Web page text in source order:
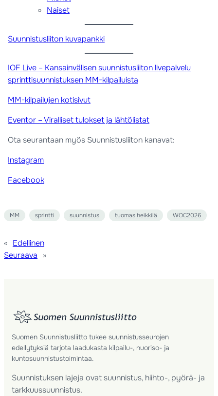
Naiset
Suunnistusliiton kuvapankki
IOF Live – Kansainvälisen suunnistusliiton livepalvelu
sprinttisuunnistuksen MM-kilpailuista
MM-kilpailujen kotisivut
Eventor – Viralliset tulokset ja lähtölistat
Ota seurantaan myös Suunnistusliiton kanavat:
Instagram
Facebook
MM sprintti suunnistus tuomas heikkilä WOC2026
« Edellinen
Seuraava
»
Suomen Suunnistusliitto tukee suunnistusseurojen
edellytyksiä tarjota laadukasta kilpailu-, nuoriso- ja
kuntosuunnistustoimintaa.
Suunnistuksen lajeja ovat suunnistus, hiihto-, pyörä- ja
tarkkuussuunnistus.